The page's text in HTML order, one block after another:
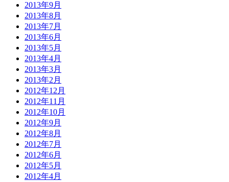
2013年9月
2013年8月
2013年7月
2013年6月
2013年5月
2013年4月
2013年3月
2013年2月
2012年12月
2012年11月
2012年10月
2012年9月
2012年8月
2012年7月
2012年6月
2012年5月
2012年4月